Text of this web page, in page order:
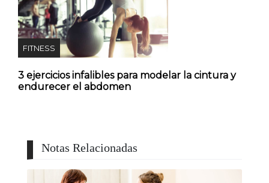
FITNESS
3 ejercicios infalibles para modelar la cintura y
endurecer el abdomen
Notas Relacionadas